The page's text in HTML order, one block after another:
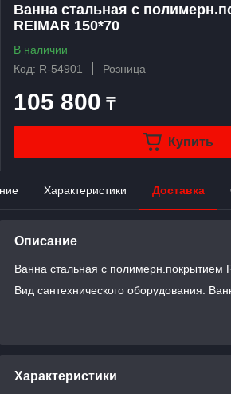
Ванна стальная с
REIMAR 150*70
В наличии
Код: R-54901
Розница
105 800 ₸
Купить
Характеристики Доставка
Описание
Ванна стальная с полимерн.покрытием
Вид сантехнического оборудования:
Характеристики